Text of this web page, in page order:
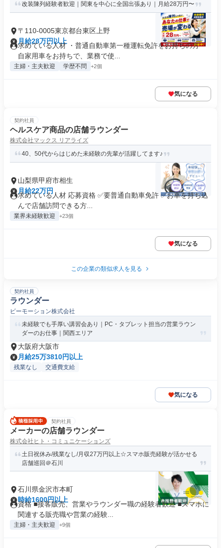
改装陳列経験者歓迎｜関東を中心に全国出張あり｜月給28万円〜
〒110-0005東京都台東区上野
月給28万円以上
求めている人材 ・普通自動車第一種運転免許をお持ちの方 ・
自家用車をお持ちで、業務で使...
主婦・主夫歓迎 学歴不問 +2個
気になる
契約社員
ヘルスケア商品の店舗ラウンダー
株式会社マックス リアライズ
40、50代からはじめた未経験の先輩が活躍してます♪
山梨県甲府市相生
月給22万円
求めている人材 応募資格 ✅️要普通自動車免許 ✅️お車を持ち込
んで店舗訪問できる方...
業界未経験歓迎 +23個
気になる
この企業の類似求人を見る
契約社員
ラウンダー
ビーモーション株式会社
未経験でも手厚い講習会あり｜PC・タブレット担当の営業ラウン
ダーのお仕事｜関西エリア
大阪府大阪市
月給25万3810円以上
残業なし 交通費支給
気になる
契約社員
メーカーの店舗ラウンダー
株式会社ヒト・コミュニケーションズ
土日祝休み/残業なし/月収27万円以上☆スマホ販売経験が活かせる
店舗巡回＠石川
石川県金沢市本町
時給1600円以上
資格 ■接客販売、営業やラウンダー職の経験者歓迎 ■スマホに
関連する販売職や営業の経験...
主婦・主夫歓迎 +9個